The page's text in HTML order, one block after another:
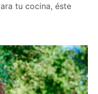
tu cocina, éste